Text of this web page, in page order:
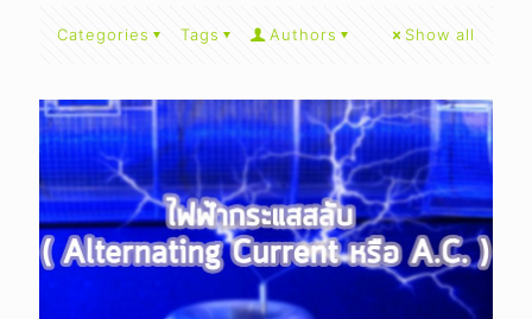
Categories Tags Authors Show all